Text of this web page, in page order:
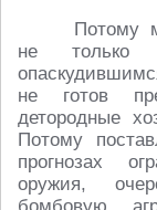
Потому
не только
не готов
детородные
Потому
прогнозах
оружия,